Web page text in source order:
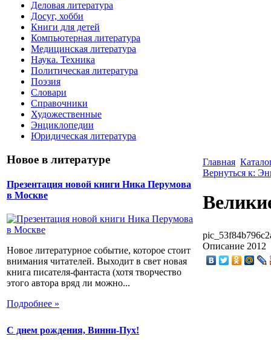
Деловая литература
Досуг, хобби
Книги для детей
Компьютерная литература
Медицинская литература
Наука. Техника
Политическая литература
Поэзия
Словари
Справочники
Художественные
Энциклопедии
Юридическая литература
Новое в литературе
Презентация новой книги Ника Перумова
в Москве
Новое литературное событие, которое стоит
внимания читателей. Выходит в свет новая
книга писателя-фантаста (хотя творчество
этого автора вряд ли можно...
Подробнее »
С днем рождения, Винни-Пух!
Главная
Вернуться к:
Описание 2012